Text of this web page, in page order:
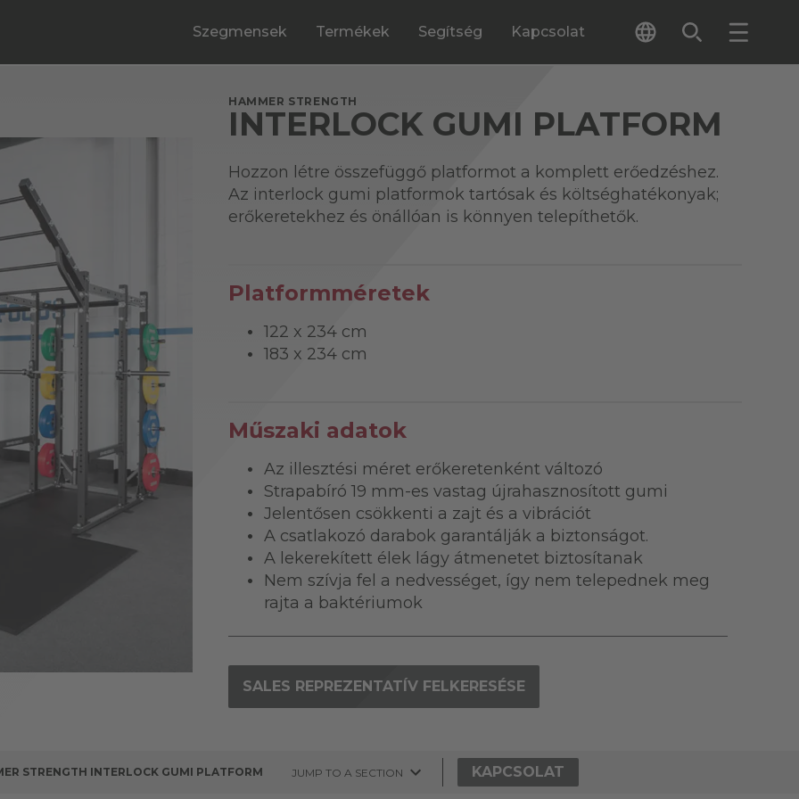
Szegmensek Termékek Segítség Kapcsolat
HAMMER STRENGTH
INTERLOCK GUMI PLATFORM
Hozzon létre összefüggő platformot a komplett erőedzéshez.
Az interlock gumi platformok tartósak és költséghatékonyak;
erőkeretekhez és önállóan is könnyen telepíthetők.
Platformméretek
122 x 234 cm
183 x 234 cm
Műszaki adatok
Az illesztési méret erőkeretenként változó
Strapabíró 19 mm-es vastag újrahasznosított gumi
Jelentősen csökkenti a zajt és a vibrációt
A csatlakozó darabok garantálják a biztonságot.
A lekerekített élek lágy átmenetet biztosítanak
Nem szívja fel a nedvességet, így nem telepednek meg
rajta a baktériumok
SALES REPREZENTATÍV FELKERESÉSE
STRENGTH INTERLOCK GUMI PLATFORM JUMP TO A SECTION KAPCSOLAT